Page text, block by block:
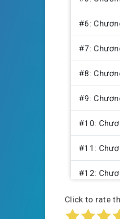
#6:
#7:
#8:
#9:
#10:
#11:
#12:
#13:
Click to rate